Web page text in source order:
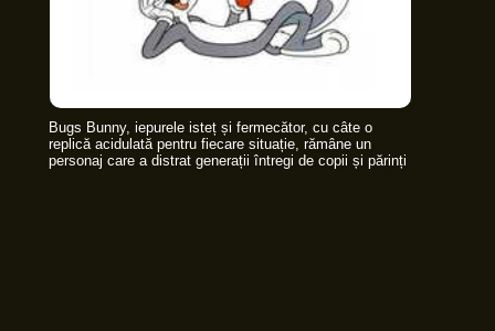
Bugs Bunny, iepurele isteț și fermecător, cu câte o
replică acidulată pentru fiecare situație, rămâne un
personaj care a distrat generații întregi de copii și părinți